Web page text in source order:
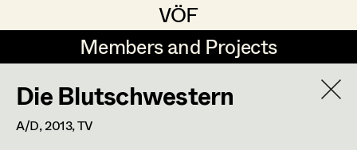
VÖF
VÖF
Members and Projects
Members and Projects
DE EN
Die Blutschwestern
A/D,2013, TV